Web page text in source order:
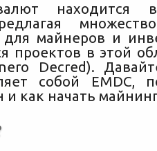
находится
для майнеров и
проектов в этой
Decred).
собой EMDC,
и как начать